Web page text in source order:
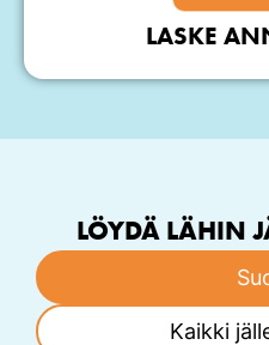
LASKE
LÖYDÄ LÄHIN
Kaikki